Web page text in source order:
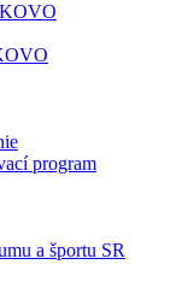
program
a športu SR